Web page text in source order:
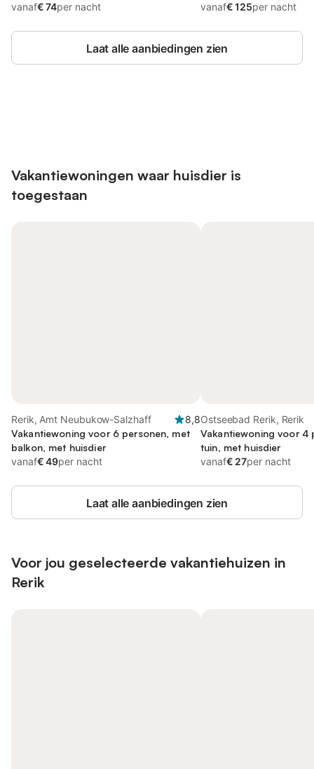
vanaf€ 74per nacht
vanaf€ 125per nacht
Laat alle aanbiedingen zien
Vakantiewoningen waar huisdier is
toegestaan
Rerik, Amt Neubukow-Salzhaff
8,8
Vakantiewoning voor 6 personen, met
balkon, met huisdier
vanaf€ 49per nacht
Ostseebad Rerik, Rerik
Vakantiewoning voor 4
tuin, met huisdier
vanaf€ 27per nacht
Laat alle aanbiedingen zien
Voor jou geselecteerde vakantiehuizen in
Rerik